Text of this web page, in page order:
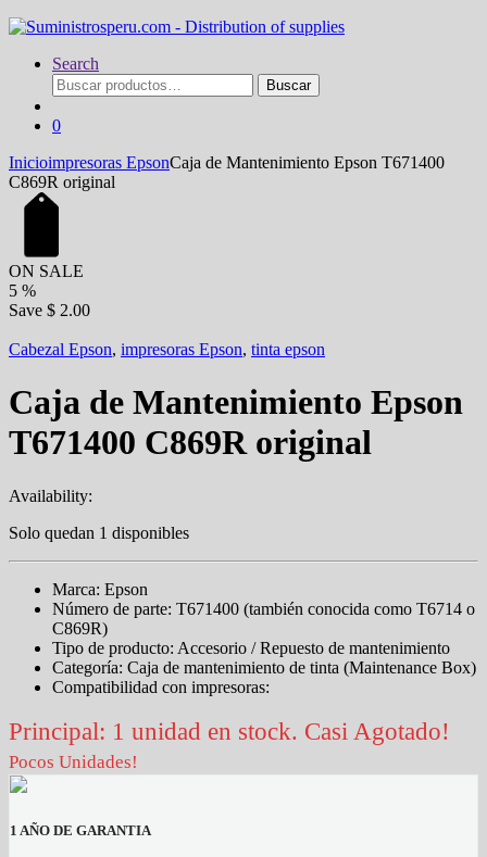
Search
Buscar
por:
Buscar
0
Inicioimpresoras EpsonCaja de Mantenimiento Epson T671400
C869R original
ON SALE
5 %
Save $ 2.00
Cabezal Epson, impresoras Epson, tinta epson
Caja de Mantenimiento Epson
T671400 C869R original
Availability:
Solo quedan 1 disponibles
Marca: Epson
Número de parte: T671400 (también conocida como T6714 o
C869R)
Tipo de producto: Accesorio / Repuesto de mantenimiento
Categoría: Caja de mantenimiento de tinta (Maintenance Box)
Compatibilidad con impresoras:
Principal: 1 unidad en stock. Casi Agotado!
Pocos Unidades!
1 AÑO DE GARANTIA